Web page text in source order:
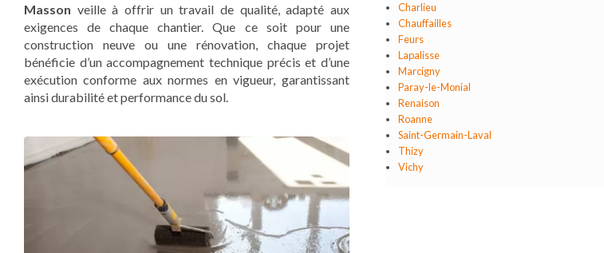
Masson veille à offrir un travail de qualité, adapté aux
exigences de chaque chantier. Que ce soit pour une
construction neuve ou une rénovation, chaque projet
bénéficie d’un accompagnement technique précis et d’une
exécution conforme aux normes en vigueur, garantissant
ainsi durabilité et performance du sol.
Charlieu
Chauffailles
Feurs
Lapalisse
Marcigny
Paray-le-Monial
Renaison
Roanne
Saint-Germain-Laval
Thizy
Vichy